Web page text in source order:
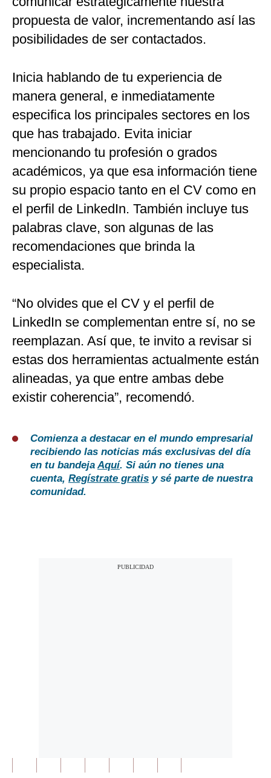
propuesta de valor, incrementando así las
posibilidades de ser contactados.
Inicia hablando de tu experiencia de
manera general, e inmediatamente
especifica los principales sectores en los
que has trabajado. Evita iniciar
mencionando tu profesión o grados
académicos, ya que esa información tiene
su propio espacio tanto en el CV como en
el perfil de LinkedIn. También incluye tus
palabras clave, son algunas de las
recomendaciones que brinda la
especialista.
“No olvides que el CV y el perfil de
LinkedIn se complementan entre sí, no se
reemplazan. Así que, te invito a revisar si
estas dos herramientas actualmente están
alineadas, ya que entre ambas debe
existir coherencia”, recomendó.
Comienza a destacar en el mundo empresarial
recibiendo las noticias más exclusivas del día
en tu bandeja Aquí. Si aún no tienes una
cuenta, Regístrate gratis y sé parte de nuestra
comunidad.